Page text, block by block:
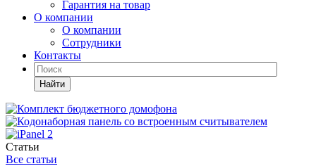
Гарантия на товар
О компании
О компании
Сотрудники
Контакты
Найти
Статьи
Все статьи